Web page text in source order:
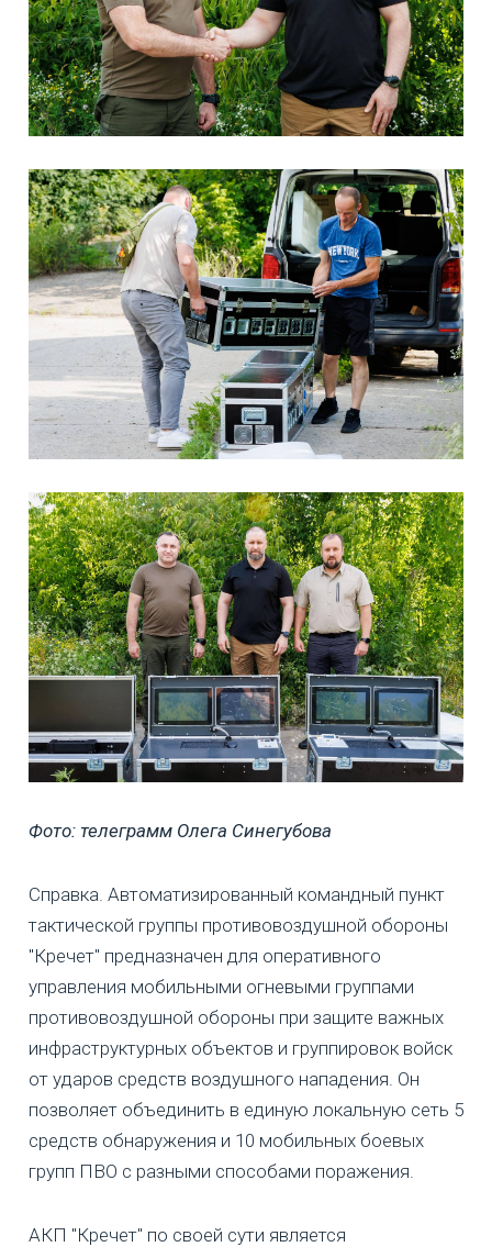
Фото: телеграмм Олега Синегубова
Справка. Автоматизированный командный пункт
тактической группы противовоздушной обороны
"Кречет" предназначен для оперативного
управления мобильными огневыми группами
противовоздушной обороны при защите важных
инфраструктурных объектов и группировок войск
от ударов средств воздушного нападения. Он
позволяет объединить в единую локальную сеть 5
средств обнаружения и 10 мобильных боевых
групп ПВО с разными способами поражения.
АКП "Кречет" по своей сути является